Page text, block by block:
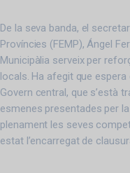
De la seva banda, el
Províncies (FEMP), Ángel
Municipàlia serveix per
locals. Ha afegit que
Govern central, que s’està
esmenes presentades per
plenament les seves
estat l’encarregat de